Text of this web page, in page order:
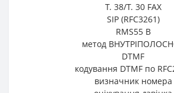
T. 38/T. 30 FAX
SIP (RFC3261)
RMS55 В
метод
DTMF
кодування DTMF по
визначник номера